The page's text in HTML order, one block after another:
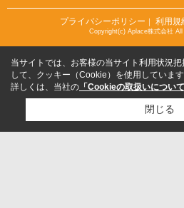
プライバシーポリシー ｜ 利用規
Copyright(c) Aplace株式会社 All
当サイトでは、お客様の当サイト利用状況
して、クッキー（Cookie）を使用しています
詳しくは、当社の 「Cookieの取扱いについて
閉じる